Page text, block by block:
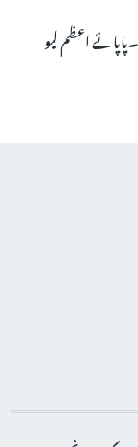
اعظم لیو